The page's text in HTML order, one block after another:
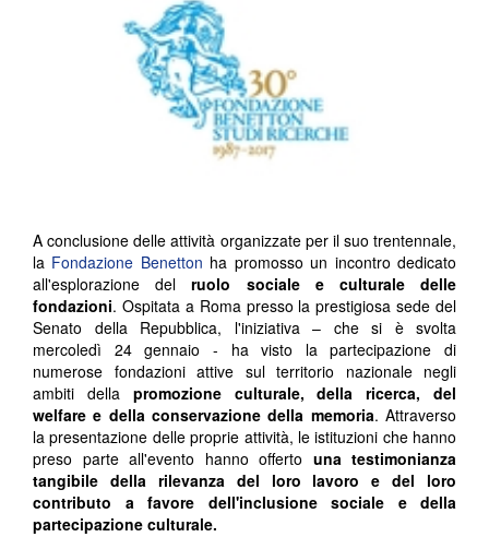
A conclusione delle attività organizzate per il suo trentennale,
la Fondazione Benetton ha promosso un incontro dedicato
all'esplorazione delruolo sociale e culturale delle
fondazioni. Ospitata a Roma presso la prestigiosa sede del
Senato della Repubblica, l'iniziativa – che si è svolta
mercoledì 24 gennaio - ha visto la partecipazione di
numerose fondazioni attive sul territorio nazionale negli
ambiti della promozione culturale, della ricerca, del
welfare e della conservazione della memoria. Attraverso
la presentazione delle proprie attività, le istituzioni che hanno
preso parte all'evento hanno offerto una testimonianza
tangibile della rilevanza del loro lavoro e del loro
contributo a favore dell'inclusione sociale e della
partecipazione culturale.